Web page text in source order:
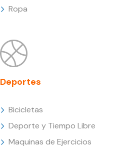
Ropa
Deportes
Bicicletas
Deporte y Tiempo Libre
Maquinas de Ejercicios